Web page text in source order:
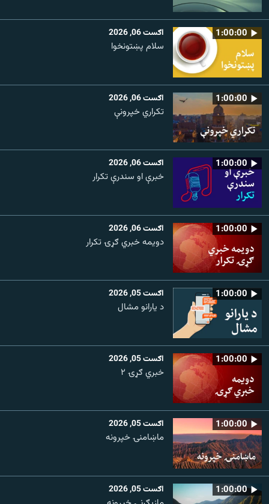
1:00:00 اګست 06, 2026
سلام پښتونخوا
1:00:00 اګست 06, 2026
تکراري خپرونې
1:00:00 اګست 06, 2026
خبرې او سندرې تکرار
1:00:00 اګست 06, 2026
دویمه خبري ګړۍ تکرار
1:00:00 اګست 05, 2026
د یارانو مشال
1:00:00 اګست 05, 2026
خبري ګړۍ ۲
1:00:00 اګست 05, 2026
ماښامنۍ خپرونه
1:00:00 اګست 05, 2026